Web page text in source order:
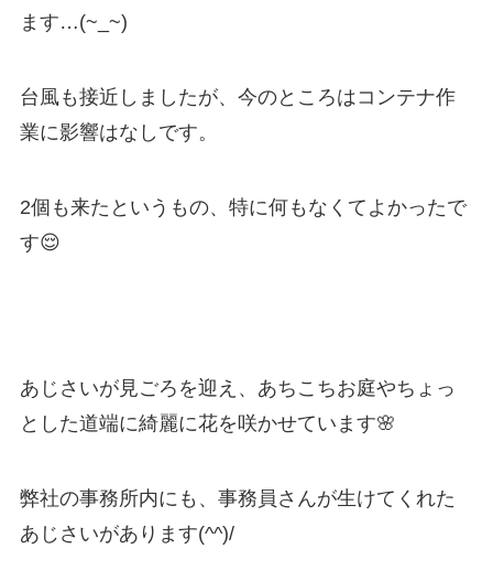
ます…(~_~)
台風も接近しましたが、今のところはコンテナ作
業に影響はなしです。
2個も来たというもの、特に何もなくてよかったで
す😌
あじさいが見ごろを迎え、あちこちお庭やちょっ
とした道端に綺麗に花を咲かせています🌸
弊社の事務所内にも、事務員さんが生けてくれた
あじさいがあります(^^)/